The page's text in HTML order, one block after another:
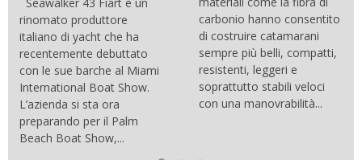
rinomato produttore
italiano di yacht che ha
recentemente debuttato
con le sue barche al Miami
International Boat Show.
L’azienda si sta ora
preparando per il Palm
Beach Boat Show,...
carbonio hanno consentito
di costruire catamarani
sempre più belli, compatti,
resistenti, leggeri e
soprattutto stabili veloci
con una manovrabilità...